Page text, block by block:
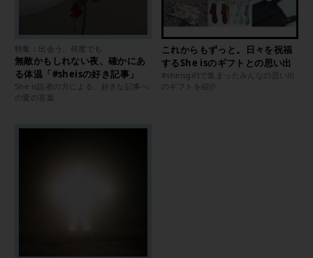
特集：出会う、何度でも
無敵かもしれない夜、確かにあ
る体温「#sheisの好き記事」
She is読者の方による、好きな記事へ
の愛の言葉
これからもずっと。日々を祝福
するShe isのギフトとの思い出
#sheisgiftで集まったみんなの思い出
のギフトを紹介